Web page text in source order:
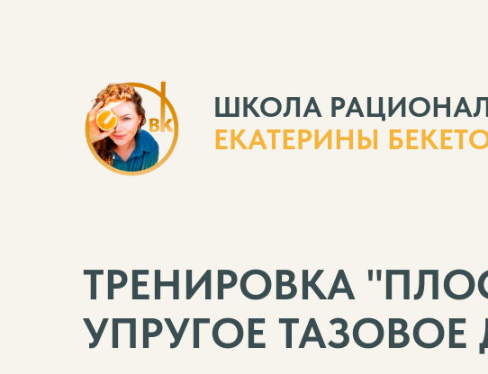
ТРЕНИРОВКА
УПРУГОЕ ТАЗОВОЕ
ШКОЛА
ЕКАТЕРИНЫ